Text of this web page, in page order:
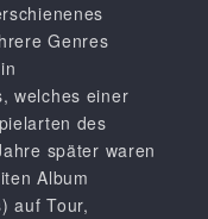
Genres
welches einer
des
später waren
Album
auf Tour,